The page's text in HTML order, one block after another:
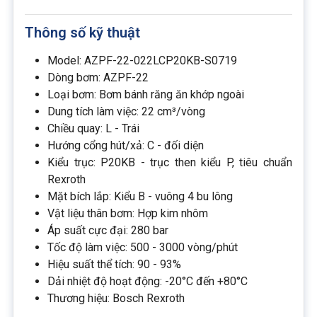
Thông số kỹ thuật
Model: AZPF-22-022LCP20KB-S0719
Dòng bơm: AZPF-22
Loại bơm: Bơm bánh răng ăn khớp ngoài
Dung tích làm việc: 22 cm³/vòng
Chiều quay: L - Trái
Hướng cổng hút/xả: C - đối diện
Kiểu trục: P20KB - trục then kiểu P, tiêu chuẩn
Rexroth
Mặt bích lắp: Kiểu B - vuông 4 bu lông
Vật liệu thân bơm: Hợp kim nhôm
Áp suất cực đại: 280 bar
Tốc độ làm việc: 500 - 3000 vòng/phút
Hiệu suất thể tích: 90 - 93%
Dải nhiệt độ hoạt động: -20°C đến +80°C
Thương hiệu: Bosch Rexroth